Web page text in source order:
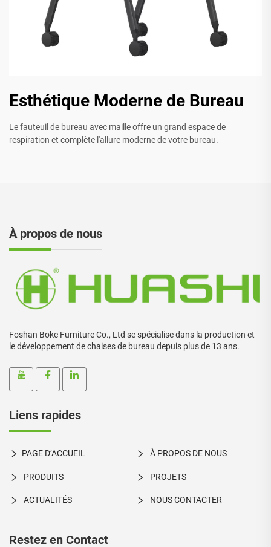
Esthétique Moderne de Bureau
Le fauteuil de bureau avec maille offre un grand espace de
respiration et complète l'allure moderne de votre bureau.
À propos de nous
Foshan Boke Furniture Co., Ltd se spécialise dans la production et
le développement de chaises de bureau depuis plus de 13 ans.
Liens rapides
PAGE D’ACCUEIL À PROPOS DE NOUS
PRODUITS PROJETS
ACTUALITÉS NOUS CONTACTER
Restez en Contact